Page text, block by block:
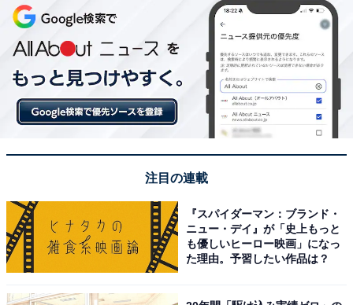
注目の連載
『スパイダーマン：ブランド・
ニュー・デイ』が「史上もっと
も優しいヒーロー映画」になっ
た理由。予習したい作品は？